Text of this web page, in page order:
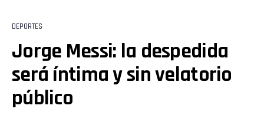
DEPORTES
Jorge Messi: la despedida
será íntima y sin velatorio
público